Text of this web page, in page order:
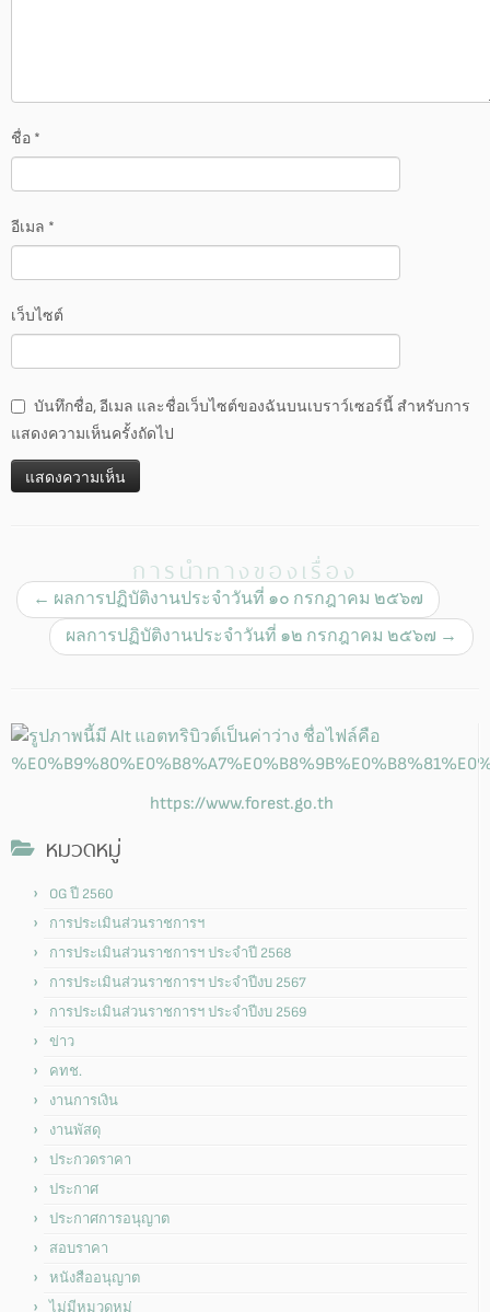
ชื่อ *
อีเมล *
เว็บไซต์
บันทึกชื่อ, อีเมล และชื่อเว็บไซต์ของฉันบนเบราว์เซอร์นี้ สำหรับการ
แสดงความเห็นครั้งถัดไป
การนำทางของเรื่อง
← ผลการปฏิบัติงานประจำวันที่ ๑๐ กรกฎาคม ๒๕๖๗
ผลการปฏิบัติงานประจำวันที่ ๑๒ กรกฎาคม ๒๕๖๗ →
https://www.forest.go.th
หมวดหมู่
OG ปี 2560
การประเมินส่วนราชการฯ
การประเมินส่วนราชการฯ ประจำปี 2568
การประเมินส่วนราชการฯ ประจำปีงบ 2567
การประเมินส่วนราชการฯ ประจำปีงบ 2569
ข่าว
คทช.
งานการเงิน
งานพัสดุ
ประกวดราคา
ประกาศ
ประกาศการอนุญาต
สอบราคา
หนังสืออนุญาต
ไม่มีหมวดหมู่